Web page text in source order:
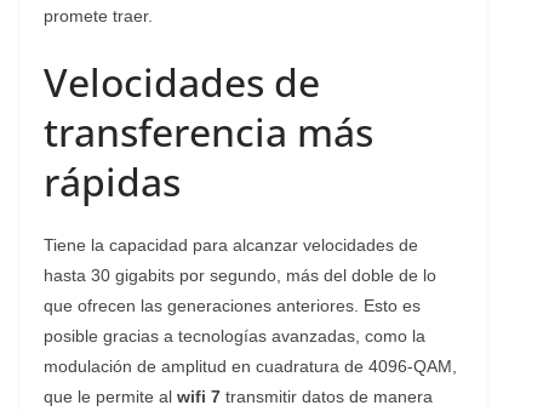
promete traer.
Velocidades de
transferencia más
rápidas
Tiene la capacidad para alcanzar velocidades de
hasta 30 gigabits por segundo, más del doble de lo
que ofrecen las generaciones anteriores. Esto es
posible gracias a tecnologías avanzadas, como la
modulación de amplitud en cuadratura de 4096-QAM,
que le permite al wifi 7 transmitir datos de manera